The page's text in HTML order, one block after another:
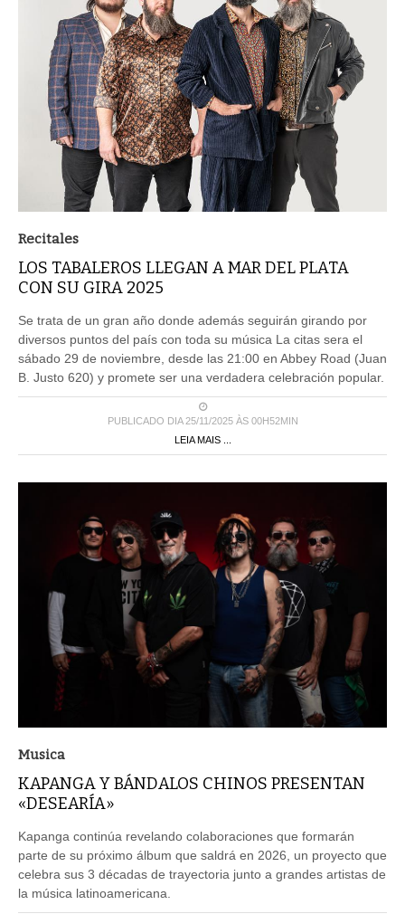
Recitales
LOS TABALEROS LLEGAN A MAR DEL PLATA
CON SU GIRA 2025
Se trata de un gran año donde además seguirán girando por
diversos puntos del país con toda su música La citas sera el
sábado 29 de noviembre, desde las 21:00 en Abbey Road (Juan
B. Justo 620) y promete ser una verdadera celebración popular.
PUBLICADO DIA 25/11/2025 ÀS 00H52MIN
LEIA MAIS ...
Musica
KAPANGA Y BÁNDALOS CHINOS PRESENTAN
«DESEARÍA»
Kapanga continúa revelando colaboraciones que formarán
parte de su próximo álbum que saldrá en 2026, un proyecto que
celebra sus 3 décadas de trayectoria junto a grandes artistas de
la música latinoamericana.